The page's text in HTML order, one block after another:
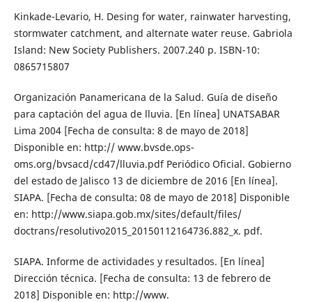
Kinkade-Levario, H. Desing for water, rainwater harvesting,
stormwater catchment, and alternate water reuse. Gabriola
Island: New Society Publishers. 2007.240 p. ISBN-10:
0865715807
Organización Panamericana de la Salud. Guía de diseño
para captación del agua de lluvia. [En línea] UNATSABAR
Lima 2004 [Fecha de consulta: 8 de mayo de 2018]
Disponible en: http:// www.bvsde.ops-
oms.org/bvsacd/cd47/lluvia.pdf Periódico Oficial. Gobierno
del estado de Jalisco 13 de diciembre de 2016 [En línea].
SIAPA. [Fecha de consulta: 08 de mayo de 2018] Disponible
en: http://www.siapa.gob.mx/sites/default/files/
doctrans/resolutivo2015_20150112164736.882_x. pdf.
SIAPA. Informe de actividades y resultados. [En línea]
Dirección técnica. [Fecha de consulta: 13 de febrero de
2018] Disponible en: http://www.